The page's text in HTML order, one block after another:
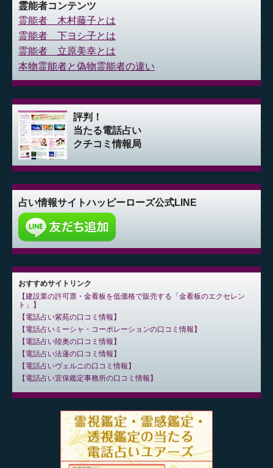
霊能者コンテンツ
霊能者 木村藤子とは
霊能者 下ヨシ子とは
霊能者 立原美幸とは
本物霊能者と偽物霊能者の違い
評判！
当たる電話占い
クチコミ情報局
占い情報サイトハッピーローズ公式LINE
おすすめサイトリンク
建設業の許可票・金看板を低価格で販売する「金看板のエクセレン
ト」
電話占い紫苑の口コミ情報
電話占いミーシャ・コーポレーションの口コミ情報
電話占い陸奥の口コミ情報
電話占い法蓮の口コミ情報
電話占いヴェルニの口コミ情報
電話占い宜保鑑定事務所の口コミ情報